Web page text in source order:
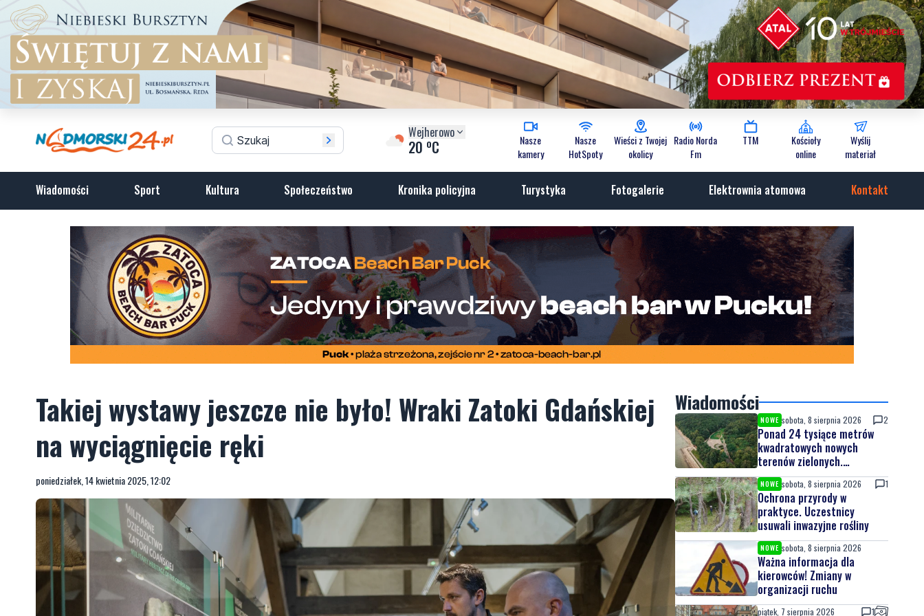
Wejherowo
20 oC
Nasze
kamery
Nasze
HotSpoty
Wieści z Twojej
okolicy
Radio Norda
Fm
TTM
Kościoły
online
Wyślij
materiał
Wiadomości Sport Kultura Społeczeństwo Kronika policyjna Turystyka Fotogalerie Elektrownia atomowa Kontakt
Takiej wystawy jeszcze nie było! Wraki Zatoki Gdańskiej
na wyciągnięcie ręki
poniedziałek, 14 kwietnia 2025, 12:02
Wiadomości
NOWE sobota, 8 sierpnia 2026 2
Ponad 24 tysiące metrów
kwadratowych nowych
terenów zielonych.
Powstanie nowa przestrzeń
do wypoczynku
NOWE sobota, 8 sierpnia 2026 1
Ochrona przyrody w
praktyce. Uczestnicy
usuwali inwazyjne rośliny
NOWE sobota, 8 sierpnia 2026
Ważna informacja dla
kierowców! Zmiany w
organizacji ruchu
piątek, 7 sierpnia 2026 1